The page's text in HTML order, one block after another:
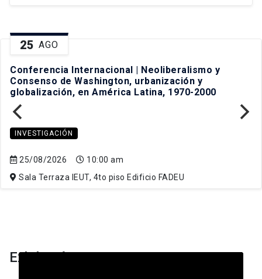
25 AGO
Conferencia Internacional | Neoliberalismo y
Consenso de Washington, urbanización y
globalización, en América Latina, 1970-2000
INVESTIGACIÓN
25/08/2026
10:00 am
Sala Terraza IEUT, 4to piso Edificio FADEU
Exhibición